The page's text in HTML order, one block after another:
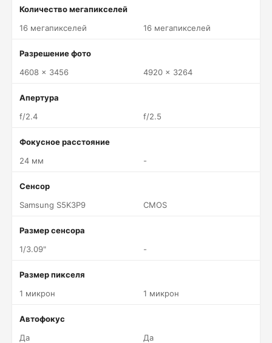
Количество мегапикселей
16 мегапикселей
16 мегапикселей
Разрешение фото
4608 x 3456
4920 x 3264
Апертура
f/2.4
f/2.5
Фокусное расстояние
24 мм
-
Сенсор
Samsung S5K3P9
CMOS
Размер сенсора
1/3.09"
-
Размер пикселя
1 микрон
1 микрон
Автофокус
Да
Да